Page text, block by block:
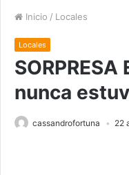
Inicio / Locales
Locales
nunca
cassandrofortuna 22